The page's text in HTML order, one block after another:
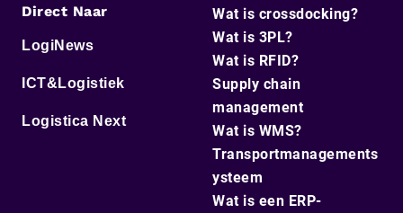
Direct Naar
LogiNews
ICT&Logistiek
Logistica Next
Wat is crossdocking?
Wat is 3PL?
Wat is RFID?
Supply chain
management
Wat is WMS?
Transportmanagements
ysteem
Wat is een ERP-